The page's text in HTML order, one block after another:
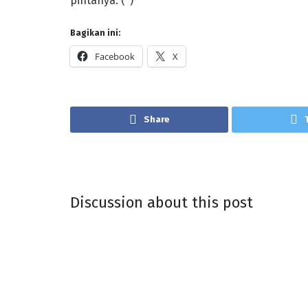
Bagikan ini:
Facebook X
Share
Discussion about this post